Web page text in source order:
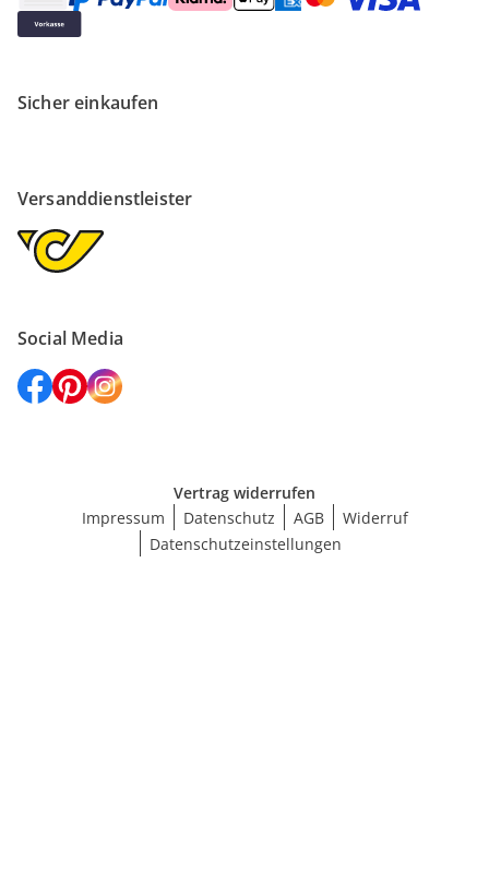
Sicher einkaufen
Versanddienstleister
Social Media
Vertrag widerrufen
Impressum
Datenschutz AGB
Widerruf
Datenschutzeinstellungen